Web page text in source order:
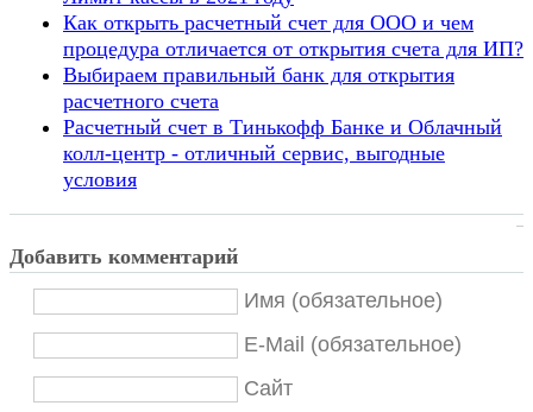
Как открыть расчетный счет для ООО и чем
процедура отличается от открытия счета для ИП?
Выбираем правильный банк для открытия
расчетного счета
Расчетный счет в Тинькофф Банке и Облачный
колл-центр - отличный сервис, выгодные
условия
Добавить комментарий
Имя (обязательное)
E-Mail (обязательное)
Сайт